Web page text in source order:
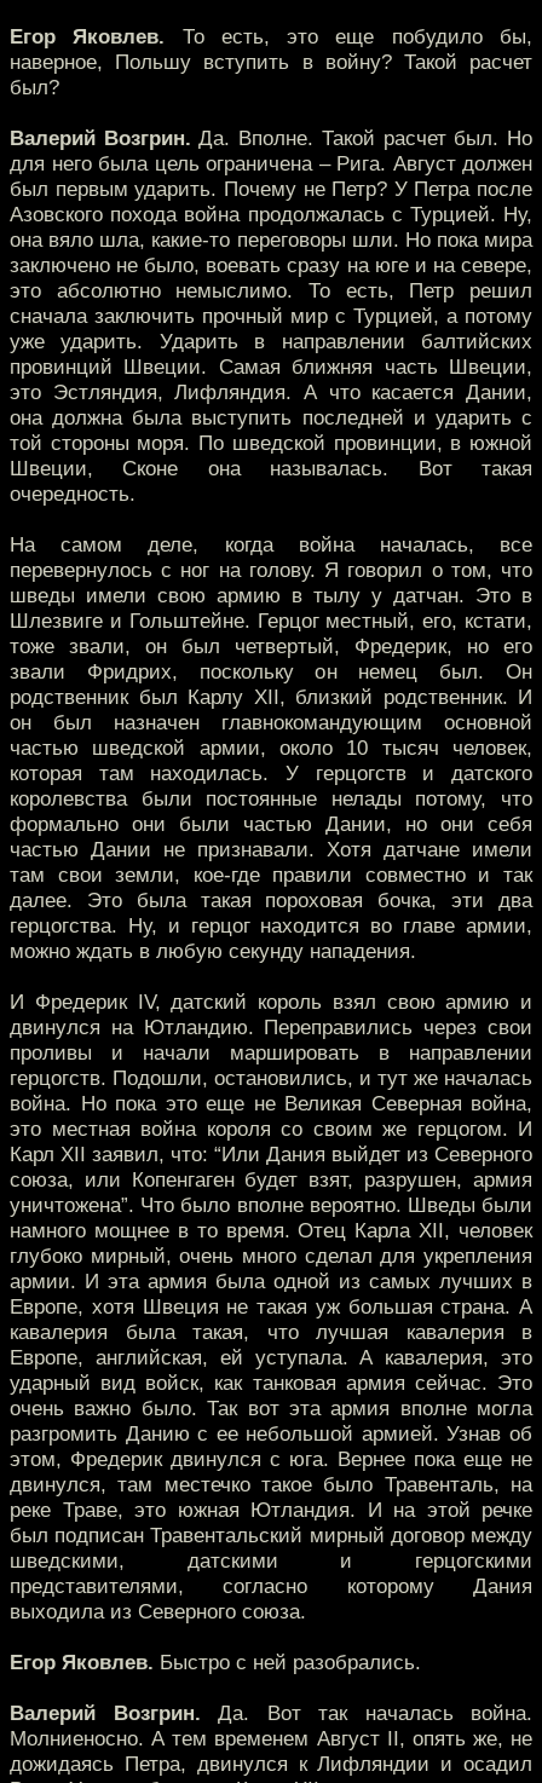
Егор Яковлев. То есть, это еще побудило бы,
наверное, Польшу вступить в войну? Такой расчет
был?
Валерий Возгрин. Да. Вполне. Такой расчет был. Но
для него была цель ограничена – Рига. Август должен
был первым ударить. Почему не Петр? У Петра после
Азовского похода война продолжалась с Турцией. Ну,
она вяло шла, какие-то переговоры шли. Но пока мира
заключено не было, воевать сразу на юге и на севере,
это абсолютно немыслимо. То есть, Петр решил
сначала заключить прочный мир с Турцией, а потому
уже ударить. Ударить в направлении балтийских
провинций Швеции. Самая ближняя часть Швеции,
это Эстляндия, Лифляндия. А что касается Дании,
она должна была выступить последней и ударить с
той стороны моря. По шведской провинции, в южной
Швеции, Сконе она называлась. Вот такая
очередность.
На самом деле, когда война началась, все
перевернулось с ног на голову. Я говорил о том, что
шведы имели свою армию в тылу у датчан. Это в
Шлезвиге и Гольштейне. Герцог местный, его, кстати,
тоже звали, он был четвертый, Фредерик, но его
звали Фридрих, поскольку он немец был. Он
родственник был Карлу XII, близкий родственник. И
он был назначен главнокомандующим основной
частью шведской армии, около 10 тысяч человек,
которая там находилась. У герцогств и датского
королевства были постоянные нелады потому, что
формально они были частью Дании, но они себя
частью Дании не признавали. Хотя датчане имели
там свои земли, кое-где правили совместно и так
далее. Это была такая пороховая бочка, эти два
герцогства. Ну, и герцог находится во главе армии,
можно ждать в любую секунду нападения.
И Фредерик IV, датский король взял свою армию и
двинулся на Ютландию. Переправились через свои
проливы и начали маршировать в направлении
герцогств. Подошли, остановились, и тут же началась
война. Но пока это еще не Великая Северная война,
это местная война короля со своим же герцогом. И
Карл XII заявил, что: “Или Дания выйдет из Северного
союза, или Копенгаген будет взят, разрушен, армия
уничтожена”. Что было вполне вероятно. Шведы были
намного мощнее в то время. Отец Карла XII, человек
глубоко мирный, очень много сделал для укрепления
армии. И эта армия была одной из самых лучших в
Европе, хотя Швеция не такая уж большая страна. А
кавалерия была такая, что лучшая кавалерия в
Европе, английская, ей уступала. А кавалерия, это
ударный вид войск, как танковая армия сейчас. Это
очень важно было. Так вот эта армия вполне могла
разгромить Данию с ее небольшой армией. Узнав об
этом, Фредерик двинулся с юга. Вернее пока еще не
двинулся, там местечко такое было Травенталь, на
реке Траве, это южная Ютландия. И на этой речке
был подписан Травентальский мирный договор между
шведскими, датскими и герцогскими
представителями, согласно которому Дания
выходила из Северного союза.
Егор Яковлев. Быстро с ней разобрались.
Валерий Возгрин. Да. Вот так началась война.
Молниеносно. А тем временем Август II, опять же, не
дожидаясь Петра, двинулся к Лифляндии и осадил